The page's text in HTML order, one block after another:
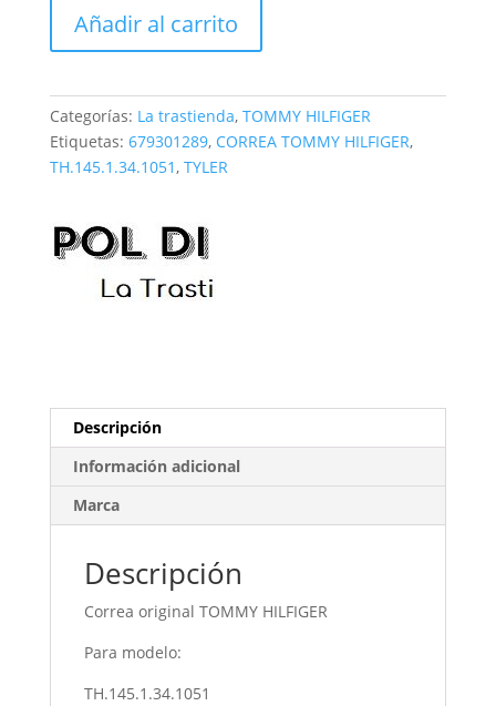
Tommy
cantidad
Añadir al carrito
Categorías: La trastienda, TOMMY HILFIGER
Etiquetas: 679301289, CORREA TOMMY HILFIGER,
TH.145.1.34.1051, TYLER
Descripción
Información adicional
Marca
Descripción
Correa original TOMMY HILFIGER
Para modelo:
TH.145.1.34.1051